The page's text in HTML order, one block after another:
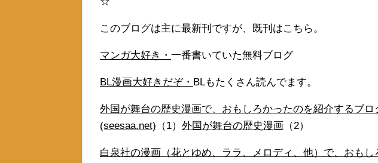
このブログは主に最新刊ですが、既刊はこちら。
マンガ大好き・ 一番書いていた無料ブログ
BL漫画大好きだぞ・ BLもたくさん読んでます。
外国が舞台の歴史漫画で、おもしろかったのを紹介するブロ
(seesaa.net) （1） 外国が舞台の歴史漫画 （2）
白泉社の漫画（花とゆめ、ララ、メロディ、他）で、おも